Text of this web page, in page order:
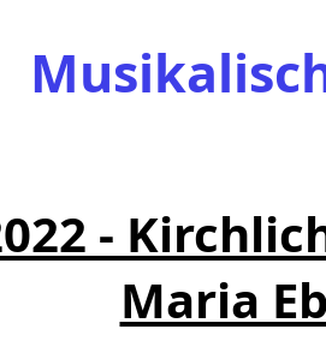
-
Maria